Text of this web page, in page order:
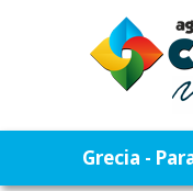
Grecia -